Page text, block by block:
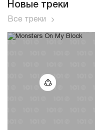
Новые треки
Все треки